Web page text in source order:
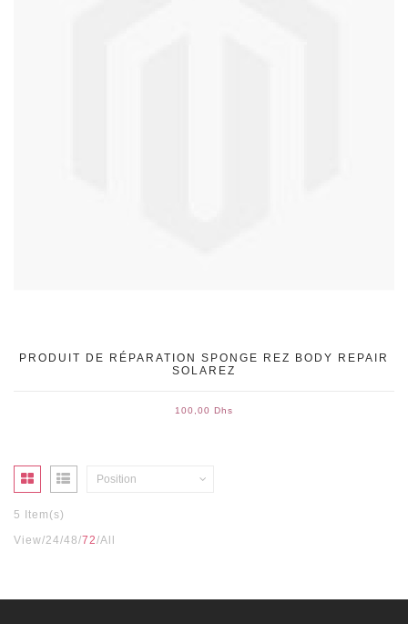
PRODUIT DE RÉPARATION SPONGE REZ BODY REPAIR
SOLAREZ
100,00 Dhs
Position
5 Item(s)
View 24 48 72 All